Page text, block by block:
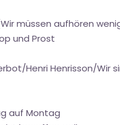
müssen aufhören
und Prost
Henri Henrisson/Wir
auf Montag